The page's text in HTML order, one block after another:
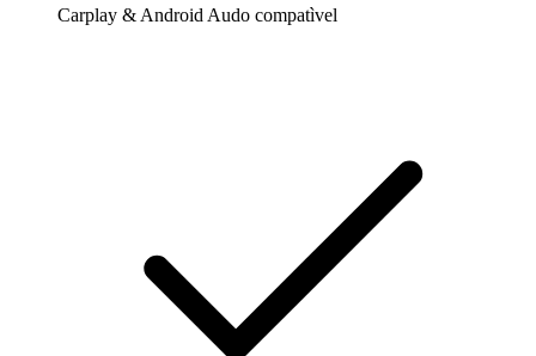
Carplay & Android Audo compatìvel